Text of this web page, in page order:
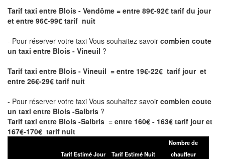
Tarif taxi entre Blois - Vendôme = entre 89€-92€ tarif du jour
et entre 96€-99€ tarif nuit
- Pour réserver votre taxi Vous souhaitez savoir combien coute
un taxi entre Blois - Vineuil ?
Tarif taxi entre Blois - Vineuil = entre 19€-22€ tarif jour et
entre 26€-29€ tarif nuit
- Pour réserver votre taxi Vous souhaitez savoir combien coute
un taxi entre Blois -Salbris ?
Tarif taxi entre Blois -Salbris = entre 160€ - 163€ tarif jour et
167€-170€ tarif nuit
Tarif Estimé Jour Tarif Estimé Nuit
Nombre de
chauffeur